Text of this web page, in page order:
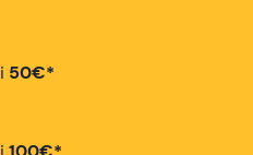
50€*